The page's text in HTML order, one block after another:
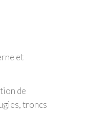
et
de
troncs